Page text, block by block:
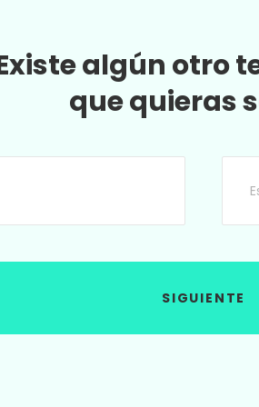
algún otro
que quieras
SIGUIENTE